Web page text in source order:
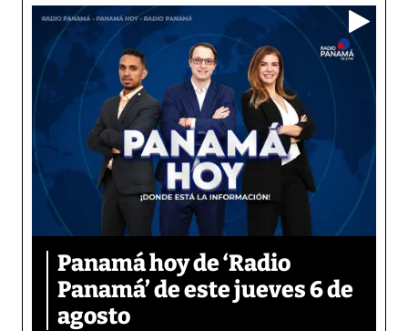
Panamá hoy de ‘Radio
Panamá’ de este jueves 6 de
agosto